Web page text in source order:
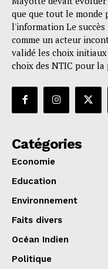
que que tout le monde
l'information Le succès
comme un acteur
validé les choix
choix des NTIC pour la
Catégories
Economie
Education
Environnement
Faits divers
Océan Indien
Politique